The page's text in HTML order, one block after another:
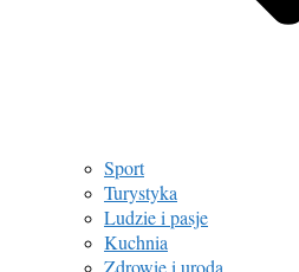
Sport
Turystyka
Ludzie i pasje
Kuchnia
Zdrowie i uroda